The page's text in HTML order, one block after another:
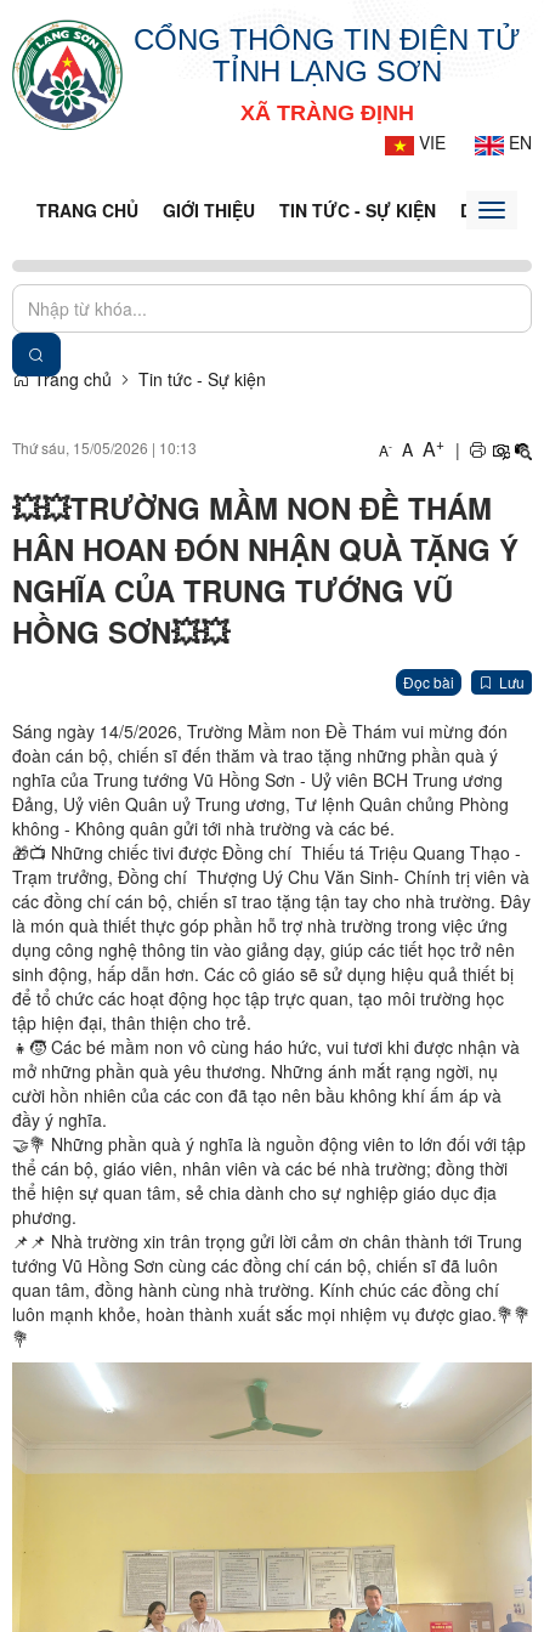
CỔNG THÔNG TIN ĐIỆN TỬ
TỈNH LẠNG SƠN
XÃ TRÀNG ĐỊNH
VIE
EN
TRANG CHỦ GIỚI THIỆU TIN TỨC - SỰ KIỆN DỊCH VỤ
Toggle
Trang chủ Tin tức - Sự kiện
Thứ sáu, 15/05/2026 | 10:13 A- A A+ |
💥💥TRƯỜNG MẦM NON ĐỀ THÁM
HÂN HOAN ĐÓN NHẬN QUÀ TẶNG Ý
NGHĨA CỦA TRUNG TƯỚNG VŨ
HỒNG SƠN💥💥
Đọc bài Lưu
Sáng ngày 14/5/2026, Trường Mầm non Đề Thám vui mừng đón
đoàn cán bộ, chiến sĩ đến thăm và trao tặng những phần quà ý
nghĩa của Trung tướng Vũ Hồng Sơn - Uỷ viên BCH Trung ương
Đảng, Uỷ viên Quân uỷ Trung ương, Tư lệnh Quân chủng Phòng
không - Không quân gửi tới nhà trường và các bé.
🎁📺 Những chiếc tivi được Đồng chí Thiếu tá Triệu Quang Thạo -
Trạm trưởng, Đồng chí Thượng Uý Chu Văn Sinh- Chính trị viên và
các đồng chí cán bộ, chiến sĩ trao tặng tận tay cho nhà trường. Đây
là món quà thiết thực góp phần hỗ trợ nhà trường trong việc ứng
dụng công nghệ thông tin vào giảng dạy, giúp các tiết học trở nên
sinh động, hấp dẫn hơn. Các cô giáo sẽ sử dụng hiệu quả thiết bị
để tổ chức các hoạt động học tập trực quan, tạo môi trường học
tập hiện đại, thân thiện cho trẻ.
👧🧒 Các bé mầm non vô cùng háo hức, vui tươi khi được nhận và
mở những phần quà yêu thương. Những ánh mắt rạng ngời, nụ
cười hồn nhiên của các con đã tạo nên bầu không khí ấm áp và
đầy ý nghĩa.
🤝💐 Những phần quà ý nghĩa là nguồn động viên to lớn đối với tập
thể cán bộ, giáo viên, nhân viên và các bé nhà trường; đồng thời
thể hiện sự quan tâm, sẻ chia dành cho sự nghiệp giáo dục địa
phương.
📌📌 Nhà trường xin trân trọng gửi lời cảm ơn chân thành tới Trung
tướng Vũ Hồng Sơn cùng các đồng chí cán bộ, chiến sĩ đã luôn
quan tâm, đồng hành cùng nhà trường. Kính chúc các đồng chí
luôn mạnh khỏe, hoàn thành xuất sắc mọi nhiệm vụ được giao.💐💐
💐